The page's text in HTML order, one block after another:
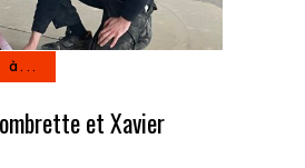
à...
et Xavier